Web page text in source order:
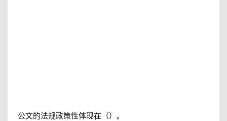
公文的法规政策性体现在（）。